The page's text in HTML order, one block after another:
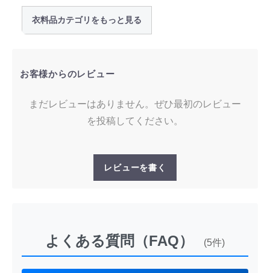
衣料品カテゴリをもっと見る
お客様からのレビュー
まだレビューはありません。ぜひ最初のレビュー
を投稿してください。
レビューを書く
よくある質問（FAQ） (5件)